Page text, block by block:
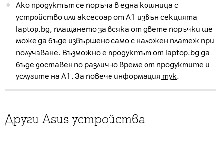
Ако продуктът се поръча в една кошница с
устройство или аксесоар от А1 извън секцията
laptop.bg, плащането за всяка от двете поръчки ще
може да бъде извършено само с наложен платеж при
получаване. Възможно е продуктът от laptop.bg да
бъде доставен по различно време от продуктите и
услугите на А1. За повече информация тук.
Други Asus устройства